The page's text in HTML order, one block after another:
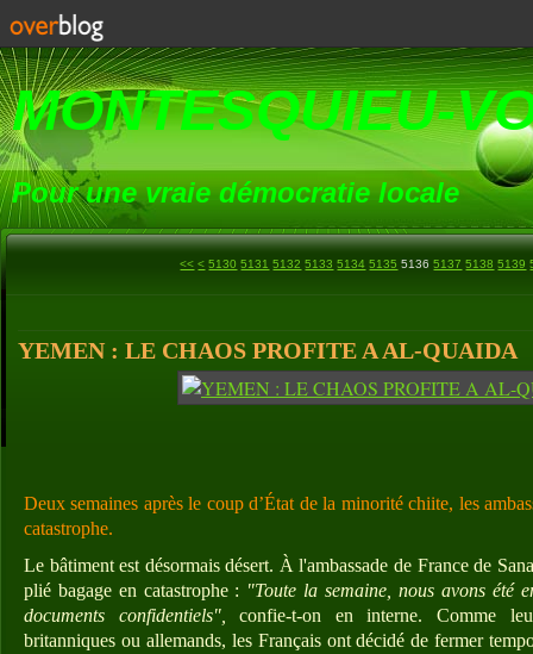
MONTESQUIEU-
Pour une vraie démocratie locale
<< < 5100
5110
5120
5130 5131 5132 5133 5134 5135 5136 5137 5138 5139
YEMEN : LE CHAOS PROFITE A AL-QUAIDA
Deux semaines après le coup d’État de la minorité chiite, les
catastrophe.
Le bâtiment est désormais désert. À l'ambassade de France de
plié bagage en catastrophe : "Toute la semaine, nous avons été
documents confidentiels",confie-t-on en interne. Comme
britanniques ou allemands, les Français ont décidé de fermer